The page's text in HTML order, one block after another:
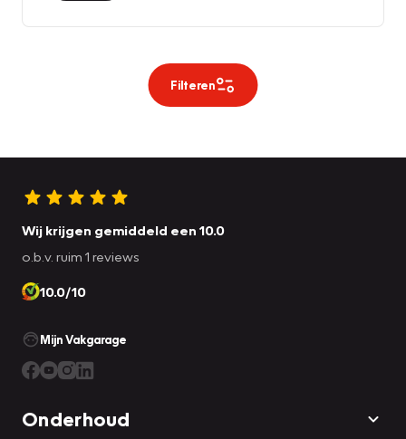
Filteren
Wij krijgen gemiddeld een 10.0
o.b.v. ruim 1 reviews
10.0/10
Mijn Vakgarage
Onderhoud